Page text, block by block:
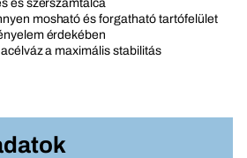
és szerszámtálca
mosható és forgatható tartófelület
érdekében
a maximális stabilitás